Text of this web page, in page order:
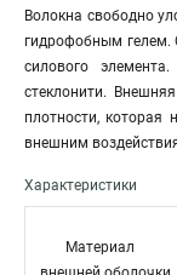
Волокна свободно
гидрофобным гелем.
силового
стеклонити.
плотности, которая
внешним
Характеристики
Материал